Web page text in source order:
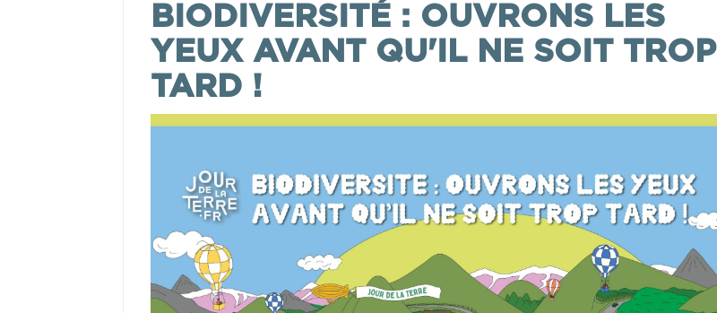
BIODIVERSITÉ : OUVRONS LES
YEUX AVANT QU'IL NE SOIT TROP
TARD !